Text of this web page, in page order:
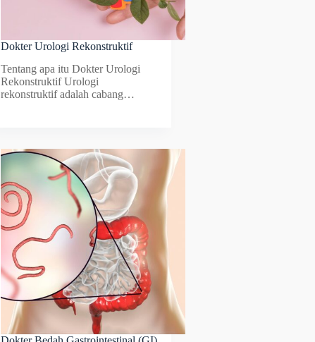
Dokter Urologi Rekonstruktif
Tentang apa itu Dokter Urologi
Rekonstruktif Urologi
rekonstruktif adalah cabang…